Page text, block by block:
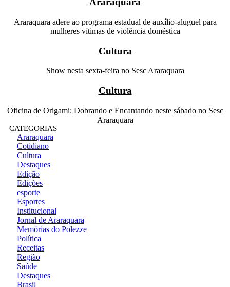
Araraquara adere ao programa estadual de auxílio-aluguel para
mulheres vítimas de violência doméstica
Cultura
Show nesta sexta-feira no Sesc Araraquara
Cultura
Oficina de Origami: Dobrando e Encantando neste sábado no Sesc
Araraquara
CATEGORIAS
Araraquara
Cotidiano
Cultura
Destaques
Edição
Edições
esporte
Esportes
Institucional
Jornal de Araraquara
Memórias do Polezze
Política
Receitas
Região
Saúde
Destaques
Brasil